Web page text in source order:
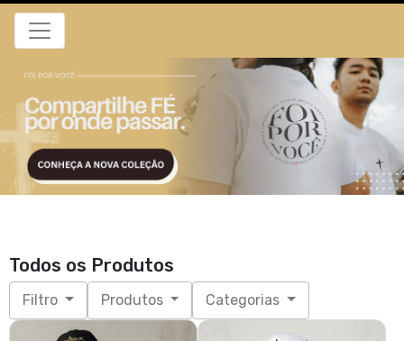
Todos os Produtos
Filtro Produtos Categorias